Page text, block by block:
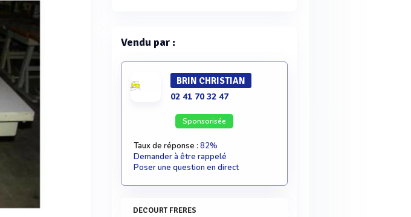
Vendu par :
BRIN CHRISTIAN
02 41 70 32 47
Sponsorisée
Taux de réponse :82%
Demander à être rappelé
Poser une question en direct
DECOURT FRERES